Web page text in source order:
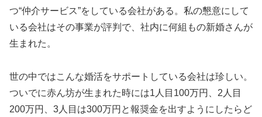
つ“仲介サービス”をしている会社がある。私の懇意にして
いる会社はその事業が評判で、社内に何組もの新婚さんが
生まれた。
世の中ではこんな婚活をサポートしている会社は珍しい。
ついでに赤ん坊が生まれた時には1人目100万円、2人目
200万円、3人目は300万円と報奨金を出すようにしたらど